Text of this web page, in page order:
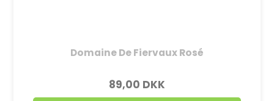
Domaine De Fiervaux Rosé
89,00 DKK